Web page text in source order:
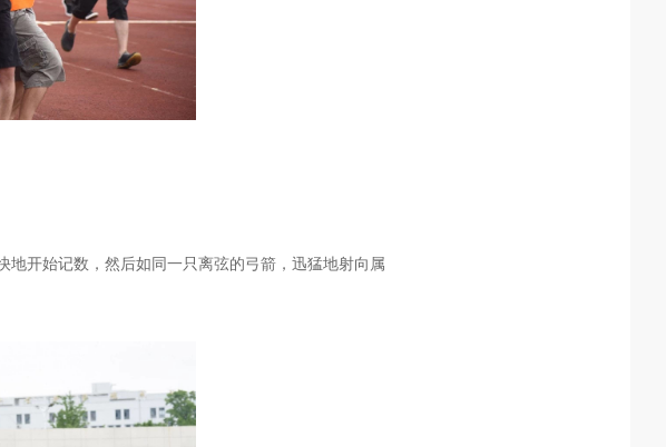
开始记数，然后如同一只离弦的弓箭，迅猛地射向属